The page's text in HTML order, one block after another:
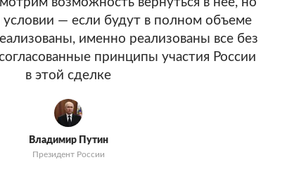
— если будут в полном объеме
именно реализованы все без
принципы участия России
в этой сделке
Владимир Путин
Президент России